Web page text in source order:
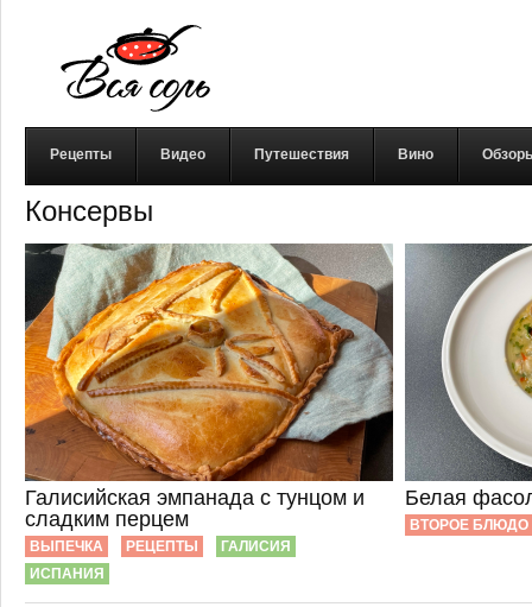
Рецепты Видео Путешествия Вино
Консервы
Галисийская эмпанада с тунцом и
сладким перцем
ВЫПЕЧКА РЕЦЕПТЫ
ГАЛИСИЯ
ИСПАНИЯ
Белая
ВТОРОЕ БЛЮДО